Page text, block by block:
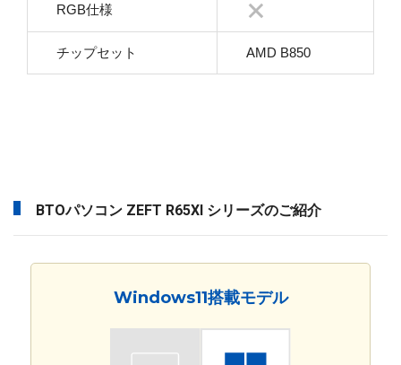
RGB仕様
チップセット AMD B850
BTOパソコン ZEFT R65XI シリーズのご紹介
Windows11搭載モデル